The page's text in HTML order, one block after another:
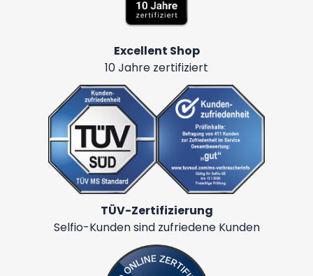
Excellent Shop
10 Jahre zertifiziert
TÜV-Zertifizierung
Selfio-Kunden sind zufriedene Kunden